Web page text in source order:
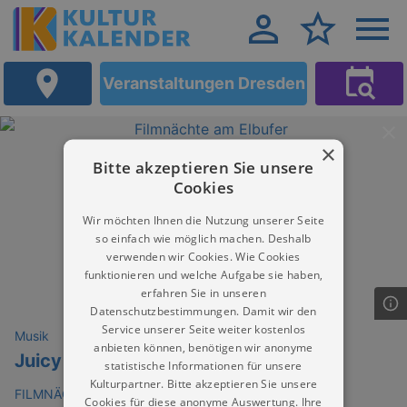
Veranstaltungen Dresden
Musik
Juicy Sunday Open Air
FILMNÄCHTE AM ELBUFER Dresden
×
Bitte akzeptieren Sie unsere
Cookies
Wir möchten Ihnen die Nutzung unserer Seite
so einfach wie möglich machen. Deshalb
verwenden wir Cookies. Wie Cookies
funktionieren und welche Aufgabe sie haben,
erfahren Sie in unseren
Datenschutzbestimmungen. Damit wir den
Service unserer Seite weiter kostenlos
anbieten können, benötigen wir anonyme
statistische Informationen für unsere
Kulturpartner. Bitte akzeptieren Sie unsere
Cookies für diese anonyme Auswertung. Ihre